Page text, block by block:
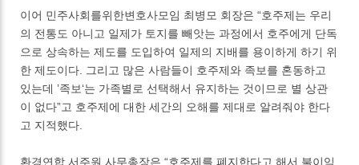
이어 민주사회를위한변호사모임 최병모 회장은 “호주제는 우리
의 전통도 아니고 일제가 토지를 빼앗는 과정에서 호주에게 단독
으로 상속하는 제도를 도입하여 일제의 지배를 용이하게 하기 위
한 제도이다. 그리고 많은 사람들이 호주제와 족보를 혼동하고
있는데 ’족보‘는 가족별로 선택해서 유지하는 것이므로 별 상관
이 없다”고 호주제에 대한 세간의 오해를 제대로 알려줘야 한다
고 지적했다.
환경연합 서주원 사무총장은 “호주제를 폐지한다고 해서 불이익